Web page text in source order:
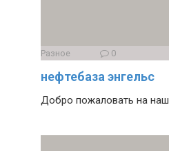
Разное 0
нефтебаза энгельс
Добро пожаловать на наш